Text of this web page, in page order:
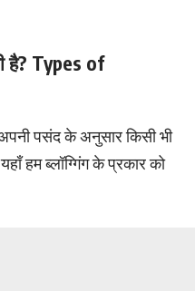
है? Types of
पसंद के अनुसार किसी भी
हम ब्लॉग्गिंग के प्रकार को